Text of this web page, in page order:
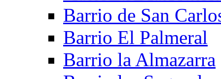
Barrio de San
Barrio El Palmeral
Barrio la Almazarra